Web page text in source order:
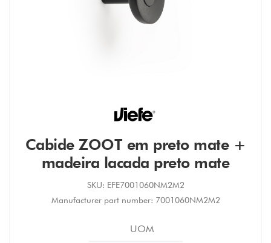
Cabide ZOOT em preto mate +
madeira lacada preto mate
SKU: EFE7001060NM2M2
Manufacturer part number: 7001060NM2M2
UOM